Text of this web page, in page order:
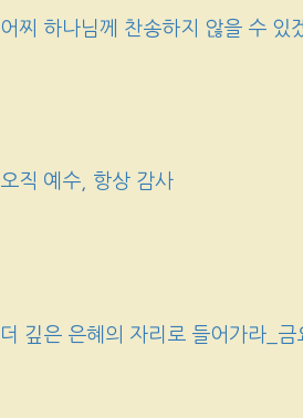
어찌 하나님께 찬송하지 않을 수 있
오직 예수, 항상 감사
더 깊은 은혜의 자리로 들어가라_금